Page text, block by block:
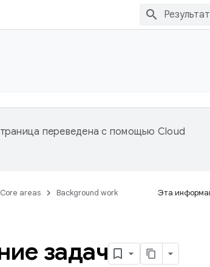
переведена с помощью Cloud
Core areas
Background work
Эта
задач